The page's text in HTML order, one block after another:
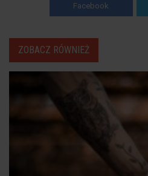
Facebook
ZOBACZ RÓWNIEŻ